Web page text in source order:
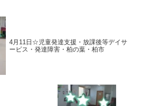
4月11日☆児童発達支援・放課後等デイサ
ービス・発達障害・柏の葉・柏市